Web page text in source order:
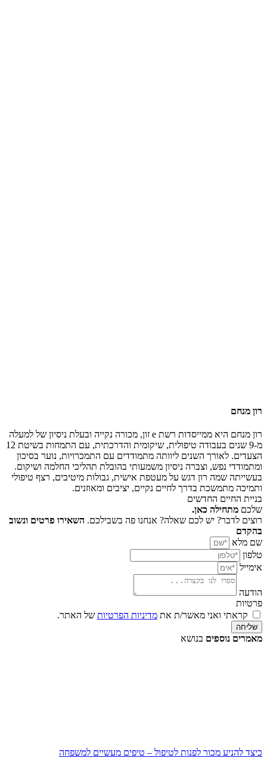
רון מנחם
רון מנחם היא ממייסדות רשת e זון, מכורה נקייה ובעלת ניסיון של למעלה
מ-9 שנים בעבודה טיפולית, שיקומית והדרכתית, עם התמחות בשיטת 12
הצעדים. לאורך השנים ליוותה מתמודדים עם התמכרויות, נוער בסיכון
ומתמודדי נפש, וצברה ניסיון משמעותי בהובלת תהליכי החלמה ושיקום.
בעשייתה שמה רון דגש על מעטפת אישית, גבולות מיטיבים, רצף טיפולי
ותמיכה מתמשכת בדרך לחיים נקיים, יציבים ומאוזנים.
בניית החיים החדשים
שלכם מתחילה כאן.
רוצים לדבר? יש לכם שאלה? אנחנו פה בשבילכם. השאירו פרטים ונשוב
בהקדם
שם מלא
טלפון
אימייל
הודעה
פרטיות
קראתי ואני מאשר/ת את מדיניות הפרטיות של האתר.
שליחה
מאמרים נוספים בנושא
כיצד להניע מכור לפנות לטיפול – טיפים מעשיים למשפחה